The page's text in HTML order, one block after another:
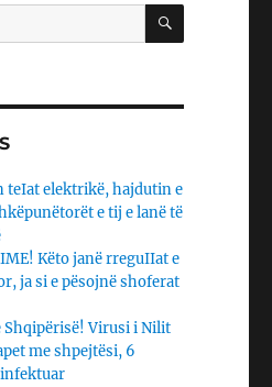
SEARCH
teIat elektrikë, hajdutin e
e tij e lanë të
Këto janë rreguIIat e
ja si e pësojnë shoferat
Shqipërisë! Virusi i Nilit
me shpejtësi, 6